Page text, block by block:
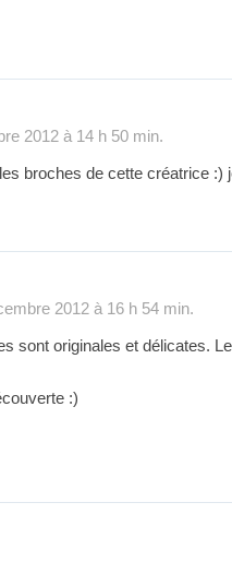
2012 à 14 h 50 min.
broches de cette créatrice :)
2012 à 16 h 54 min.
sont originales et délicates.
:)